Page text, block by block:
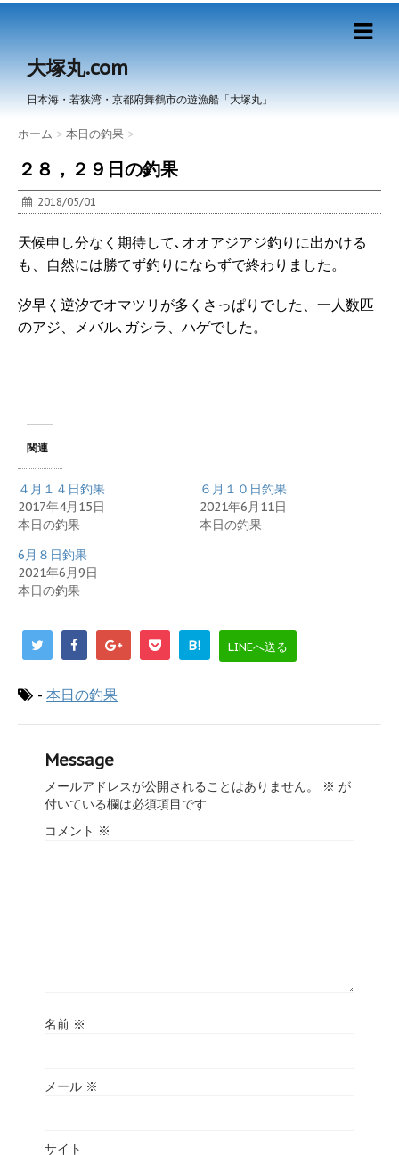
大塚丸.com
日本海・若狭湾・京都府舞鶴市の遊漁船「大塚丸」
ホーム > 本日の釣果 >
２８，２９日の釣果
2018/05/01
天候申し分なく期待して､オオアジアジ釣りに出かける
も、自然には勝てず釣りにならずで終わりました。
汐早く逆汐でオマツリが多くさっぱりでした、一人数匹
のアジ、メバル､ガシラ、ハゲでした。
関連
４月１４日釣果
2017年4月15日
本日の釣果
６月１０日釣果
2021年6月11日
本日の釣果
6月８日釣果
2021年6月9日
本日の釣果
B! LINEへ送る
- 本日の釣果
Message
メールアドレスが公開されることはありません。 ※ が
付いている欄は必須項目です
コメント ※
名前 ※
メール ※
サイト